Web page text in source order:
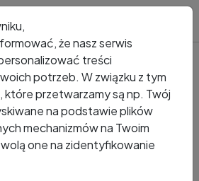
+48 484 785 442
785 442
że nasz serwis
treści
potrzeb. W związku z tym
które przetwarzamy są np. Twój
na podstawie plików
mechanizmów na Twoim
one na zidentyfikowanie